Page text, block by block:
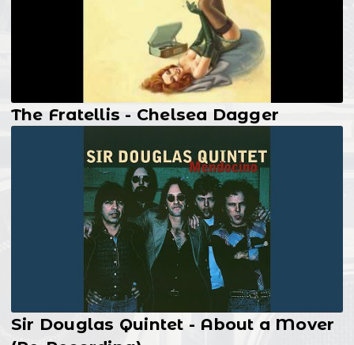
The Fratellis - Chelsea Dagger
Sir Douglas Quintet - About a Mover